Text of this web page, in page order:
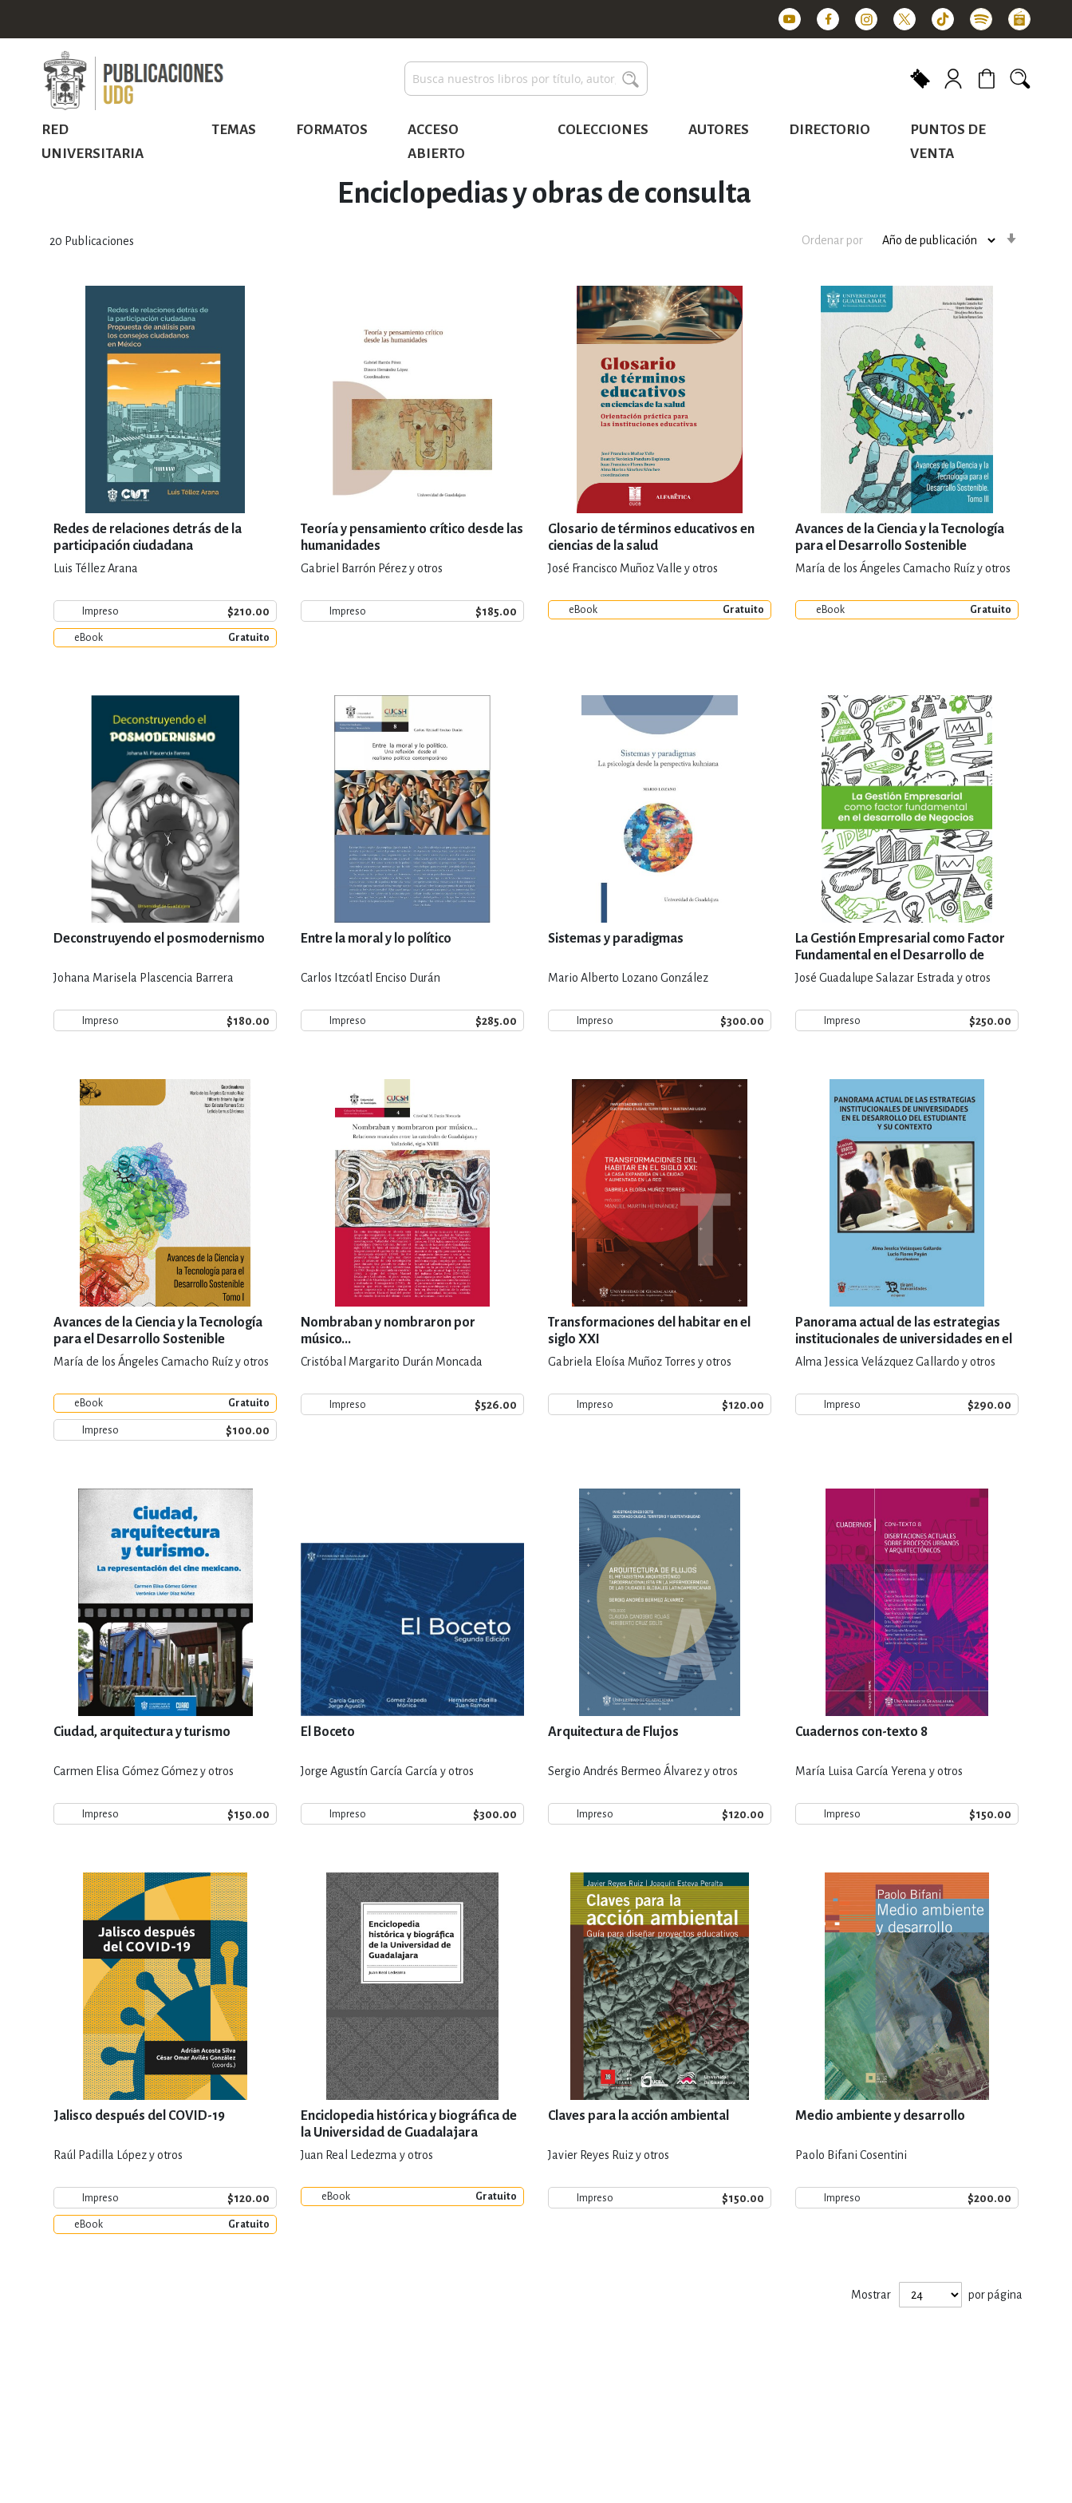
Buscar
RED
UNIVERSITARIA
TEMAS FORMATOS
ACCESO
ABIERTO
COLECCIONES AUTORES DIRECTORIO
PUNTOS DE
VENTA
Enciclopedias y obras de consulta
20 Publicaciones Ordenar por
Redes de relaciones detrás de la
participación ciudadana
Luis Téllez Arana
Impreso $210.00
eBook Gratuito
Teoría y pensamiento crítico desde las
humanidades
Gabriel Barrón Pérez y otros
Impreso $185.00
Glosario de términos educativos en
ciencias de la salud
José Francisco Muñoz Valle y otros
eBook Gratuito
Avances de la Ciencia y la Tecnología
para el Desarrollo Sostenible
María de los Ángeles Camacho Ruíz y otros
eBook Gratuito
Deconstruyendo el posmodernismo
Johana Marisela Plascencia Barrera
Impreso $180.00
Entre la moral y lo político
Carlos Itzcóatl Enciso Durán
Impreso $285.00
Sistemas y paradigmas
Mario Alberto Lozano González
Impreso $300.00
La Gestión Empresarial como Factor
Fundamental en el Desarrollo de
Negocios
José Guadalupe Salazar Estrada y otros
Impreso $250.00
Avances de la Ciencia y la Tecnología
para el Desarrollo Sostenible
María de los Ángeles Camacho Ruíz y otros
eBook Gratuito
Impreso $100.00
Nombraban y nombraron por
músico...
Cristóbal Margarito Durán Moncada
Impreso $526.00
Transformaciones del habitar en el
siglo XXI
Gabriela Eloísa Muñoz Torres y otros
Impreso $120.00
Panorama actual de las estrategias
institucionales de universidades en el
desarrollo del estudiante y su
Alma Jessica Velázquez Gallardo y otros
Impreso $290.00
Ciudad, arquitectura y turismo
Carmen Elisa Gómez Gómez y otros
Impreso $150.00
El Boceto
Jorge Agustín García García y otros
Impreso $300.00
Arquitectura de Flujos
Sergio Andrés Bermeo Álvarez y otros
Impreso $120.00
Cuadernos con-texto 8
María Luisa García Yerena y otros
Impreso $150.00
Jalisco después del COVID-19
Raúl Padilla López y otros
Impreso $120.00
eBook Gratuito
Enciclopedia histórica y biográfica de
la Universidad de Guadalajara
Juan Real Ledezma y otros
eBook Gratuito
Claves para la acción ambiental
Javier Reyes Ruiz y otros
Impreso $150.00
Medio ambiente y desarrollo
Paolo Bifani Cosentini
Impreso $200.00
Mostrar por página